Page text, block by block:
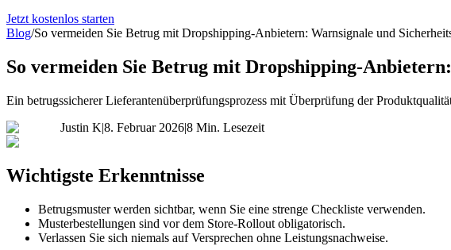
Jetzt kostenlos starten
Blog/So vermeiden Sie Betrug mit Dropshipping-Anbietern: Warnsignale und
So vermeiden Sie Betrug mit Dropshipping-
Ein betrugssicherer Lieferantenüberprüfungsprozess mit Überprüfung der
Justin K|8. Februar 2026|8 Min. Lesezeit
Wichtigste Erkenntnisse
Betrugsmuster werden sichtbar, wenn Sie eine strenge Checkliste verwenden.
Musterbestellungen sind vor dem Store-Rollout obligatorisch.
Verlassen Sie sich niemals auf Versprechen ohne Leistungsnachweise.